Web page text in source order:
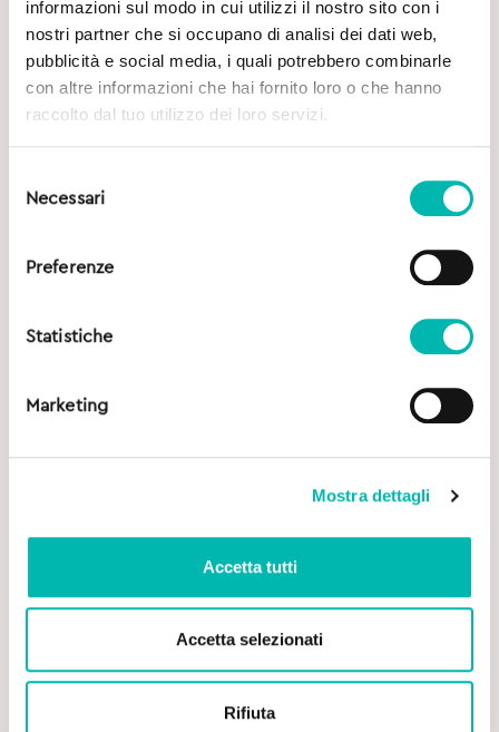
informazioni sul modo in cui utilizzi il nostro sito con i
nostri partner che si occupano di analisi dei dati web,
pubblicità e social media, i quali potrebbero combinarle
con altre informazioni che hai fornito loro o che hanno
raccolto dal tuo utilizzo dei loro servizi.
delNecessari
Preferenze
Statistiche
Marketing
Mostra dettagli
Accetta tutti
Accetta selezionati
Rifiuta
rischio di carie è basso o moderato
Sensibilità dentale, anche dopo lo
sbiancamento professionale